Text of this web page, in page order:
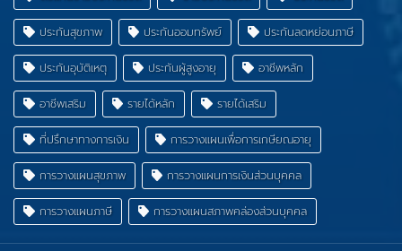
ประกันสุขภาพ ประกันออมทรัพย์ ประกันลดหย่อนภาษี
ประกันอุบัติเหตุ ประกันผู้สูงอายุ อาชีพหลัก
อาชีพเสริม รายได้หลัก รายได้เสริม
ที่ปรึกษาทางการเงิน การวางแผนเพื่อการเกษียณอายุ
การวางแผนสุขภาพ การวางแผนการเงินส่วนบุคคล
การวางแผนภาษี การวางแผนสภาพคล่องส่วนบุคคล